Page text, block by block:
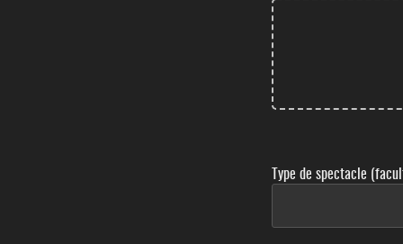
Type de spectacle